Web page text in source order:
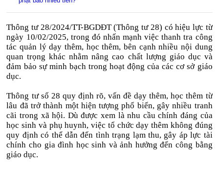
Thông tư 28/2024/TT-BGDĐT (Thông tư 28) có hiệu lực từ
ngày 10/02/2025, trong đó nhấn mạnh việc thanh tra công
tác quản lý dạy thêm, học thêm, bên cạnh nhiều nội dung
quan trọng khác nhằm nâng cao chất lượng giáo dục và
đảm bảo sự minh bạch trong hoạt động của các cơ sở giáo
dục.
Thông tư số 28 quy định rõ, vấn đề dạy thêm, học thêm từ
lâu đã trở thành một hiện tượng phổ biến, gây nhiều tranh
cãi trong xã hội. Dù được xem là nhu cầu chính đáng của
học sinh và phụ huynh, việc tổ chức dạy thêm không đúng
quy định có thể dẫn đến tình trạng lạm thu, gây áp lực tài
chính cho gia đình học sinh và ảnh hưởng đến công bằng
giáo dục.